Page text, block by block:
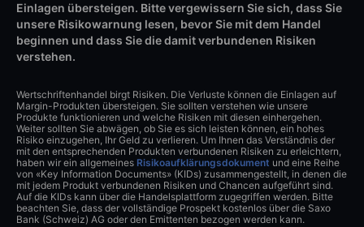
Einlagen übersteigen. Bitte vergewissern Sie sich, dass Sie
unsere Risikowarnung lesen, bevor Sie mit dem Handel
beginnen und dass Sie die damit verbundenen Risiken
verstehen.
Wertschriftenhandel birgt Risiken. Die Verluste können die Einlagen auf
Margin-Produkten übersteigen. Sie sollten verstehen wie unsere
Produkte funktionieren und welche Risiken mit diesen einhergehen.
Weiter sollten Sie abwägen, ob Sie es sich leisten können, ein hohes
Risiko einzugehen, Ihr Geld zu verlieren. Um Ihnen das Verständnis der
mit den entsprechenden Produkten verbundenen Risiken zu erleichtern,
haben wir ein allgemeines Risikoaufklärungsdokument und eine Reihe
von «Key Information Documents» (KIDs) zusammengestellt, in denen die
mit jedem Produkt verbundenen Risiken und Chancen aufgeführt sind.
Auf die KIDs kann über die Handelsplattform zugegriffen werden. Bitte
beachten Sie, dass der vollständige Prospekt kostenlos über die Saxo
Bank (Schweiz) AG oder den Emittenten bezogen werden kann.